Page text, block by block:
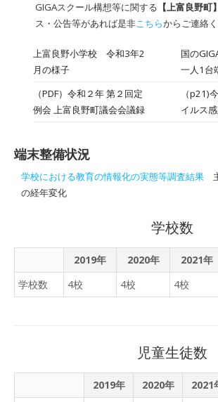
GIGAスクール構想等に関する 【上富良野町】
ス・公告等があれば是非こちらからご連絡く
上富良野小学校 令和3年2
月の様子
国の
一人1台
日本HP
レット
ます。昨
たちにア
ました
タブレ
す。算
ログラ
（PDF）令和２年 第２回定
例会 上富良野町議会会議録
（p21)
イルス
備され
校の先生
像を用
できる
学力水
な手段
端末整備状況
学校における教育の情報化の実態等調査結果
の経年変化
学校数
2019年 2020年 2021年
学校数
4校 4校 4校
児童生徒数
2019年 2020年 2021